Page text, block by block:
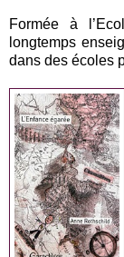
Formée à
longtemps
dans des écoles